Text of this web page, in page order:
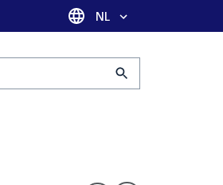
Taal selectie
NL